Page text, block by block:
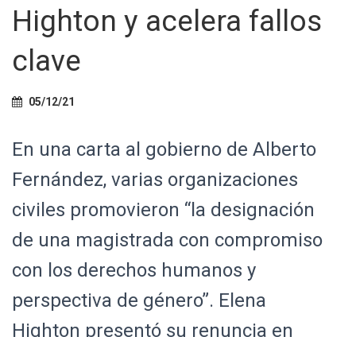
Highton y acelera fallos
clave
05/12/21
En una carta al gobierno de Alberto
Fernández, varias organizaciones
civiles promovieron “la designación
de una magistrada con compromiso
con los derechos humanos y
perspectiva de género”. Elena
Highton presentó su renuncia en